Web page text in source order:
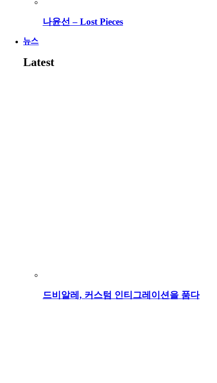
나윤선 – Lost Pieces
뉴스
Latest
드비알레, 커스텀 인티그레이션을 품다